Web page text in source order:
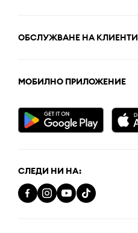
ОБСЛУЖВАНЕ НА КЛИЕНТИ
МОБИЛНО ПРИЛОЖЕНИЕ
СЛЕДИ НИ НА: